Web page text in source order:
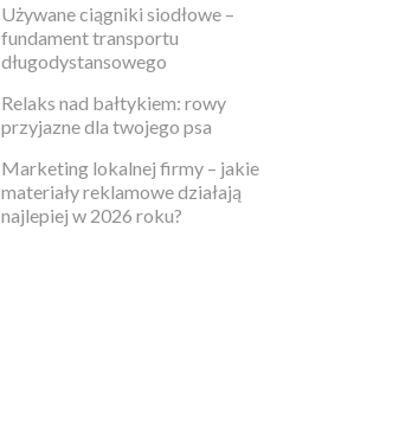
Używane ciągniki siodłowe –
fundament transportu
długodystansowego
Relaks nad bałtykiem: rowy
przyjazne dla twojego psa
Marketing lokalnej firmy – jakie
materiały reklamowe działają
najlepiej w 2026 roku?